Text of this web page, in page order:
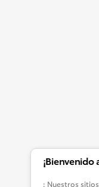
¡Bienvenido
: Nuestros